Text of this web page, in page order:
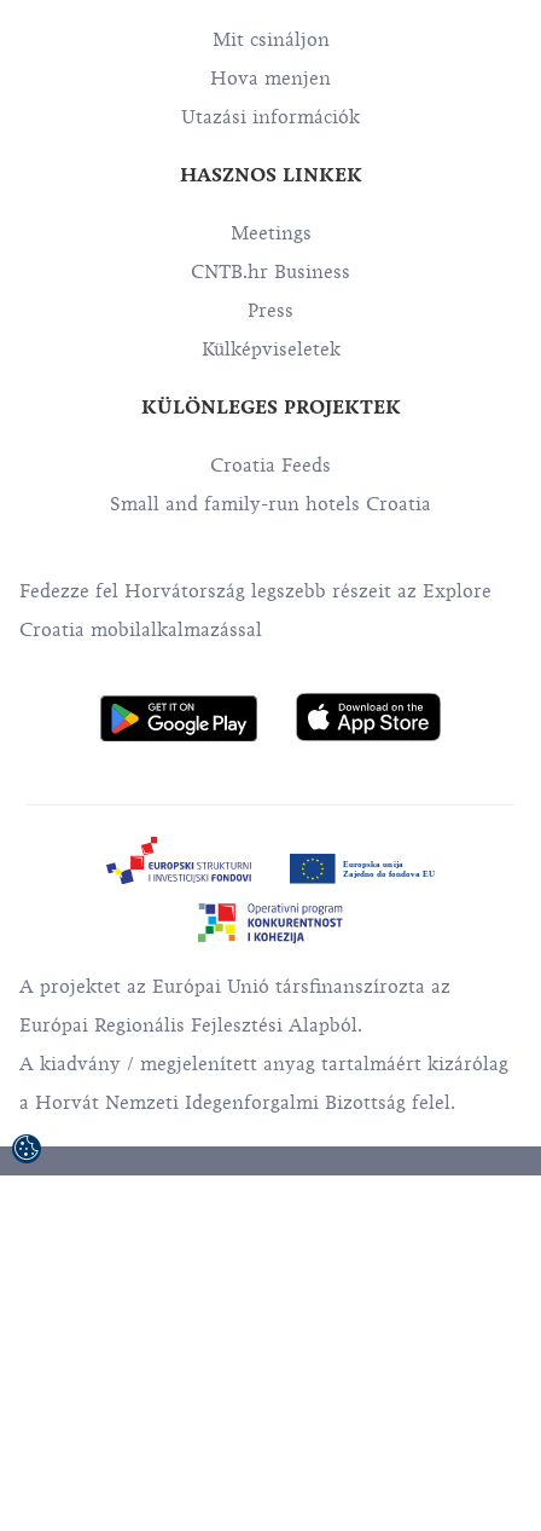
Mit csináljon
Hova menjen
Utazási információk
HASZNOS LINKEK
Meetings
CNTB.hr Business
Press
Külképviseletek
KÜLÖNLEGES PROJEKTEK
Croatia Feeds
Small and family-run hotels Croatia
Fedezze fel Horvátország legszebb részeit az Explore
Croatia mobilalkalmazással
A projektet az Európai Unió társfinanszírozta az
Európai Regionális Fejlesztési Alapból.
A kiadvány / megjelenített anyag tartalmáért kizárólag
a Horvát Nemzeti Idegenforgalmi Bizottság felel.